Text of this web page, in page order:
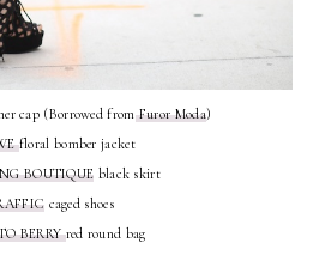
cap (Borrowed fromFuror Moda)
floral bomber jacket
BOUTIQUE black skirt
caged shoes
BERRYred round bag